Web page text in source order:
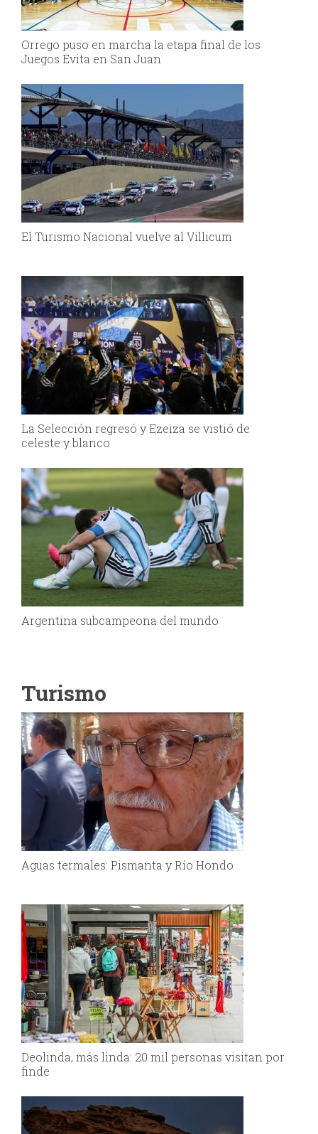
Orrego puso en marcha la etapa final de los
Juegos Evita en San Juan
El Turismo Nacional vuelve al Villicum
La Selección regresó y Ezeiza se vistió de
celeste y blanco
Argentina subcampeona del mundo
Turismo
Aguas termales: Pismanta y Río Hondo
Deolinda, más linda: 20 mil personas visitan por
finde